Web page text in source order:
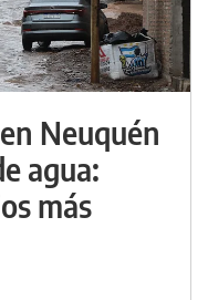
Neuquén
agua:
más